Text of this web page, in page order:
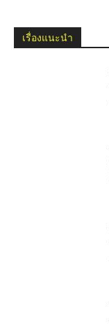
เรื่องแนะนำ